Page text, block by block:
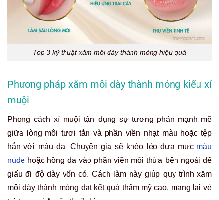
Top 3 kỹ thuật xăm môi dày thành mỏng hiệu quả
Phương pháp xăm môi dày thành mỏng kiểu xí
muội
Phong cách xí muội tận dụng sự tương phản mạnh mẽ
giữa lòng môi tươi tắn và phần viền nhạt màu hoặc tệp
hẳn với màu da. Chuyên gia sẽ khéo léo đưa mực màu
nude hoặc hồng da vào phần viền môi thừa bên ngoài để
giấu đi độ dày vốn có. Cách làm này giúp quy trình xăm
môi dày thành mỏng đạt kết quả thẩm mỹ cao, mang lại vẻ